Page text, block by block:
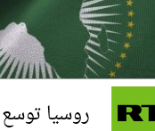
روسيا